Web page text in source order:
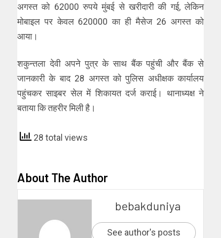
अगस्त को 62000 रुपये मुंबई से खरीदारी की गई, लेकिन
मोबाइल पर केवल 620000 का ही मैसेज 26 अगस्त को
आया।
शकुन्तला देवी अपने पुत्र के साथ बैंक पहुंची और बैंक से
जानकारी के बाद 28 अगस्त को पुलिस अधीक्षक कार्यालय
पहुंचकर साइबर सेल में शिकायत दर्ज कराई। थानाध्यक्ष ने
बताया कि तहरीर मिली है।
28 total views
About The Author
bebakduniya
See author's posts